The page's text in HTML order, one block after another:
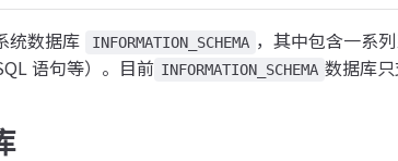
统数据库 INFORMATION_SCHEMA ，其中包含一系
语句等）。目前 INFORMATION_SCHEMA 数据库只